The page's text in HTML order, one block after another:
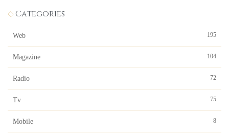
Categories
Web 195
Magazine 104
Radio 72
Tv 75
Mobile 8